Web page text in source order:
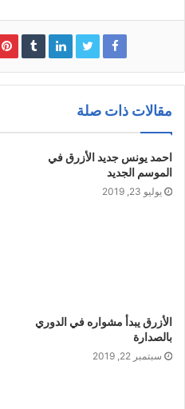
مقالات ذات صلة
احمد يونس جديد الأزرق في
الموسم الجديد
يوليو 23, 2019
الأزرق يبدأ مشواره في الدوري
بالصدارة
سبتمبر 22, 2019